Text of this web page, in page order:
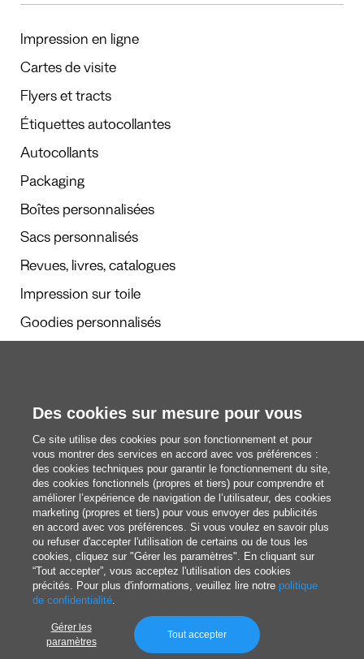
Impression en ligne
Cartes de visite
Flyers et tracts
Étiquettes autocollantes
Autocollants
Packaging
Boîtes personnalisées
Sacs personnalisés
Revues, livres, catalogues
Impression sur toile
Goodies personnalisés
Nous découvrir
blog@pixartprinting.com
Politique de Confidentialité
Des cookies sur mesure pour vous
Ce site utilise des cookies pour son fonctionnement et pour
vous montrer des services en accord avec vos préférences :
des cookies techniques pour garantir le fonctionnement du site,
des cookies fonctionnels (propres et tiers) pour comprendre et
améliorer l’expérience de navigation de l’utilisateur, des cookies
marketing (propres et tiers) pour vous envoyer des publicités
en accord avec vos préférences. Si vous voulez en savoir plus
ou refuser d'accepter l'utilisation de certains ou de tous les
cookies, cliquez sur "Gérer les paramètres". En cliquant sur
“Tout accepter”, vous acceptez l'utilisation des cookies
précités. Pour plus d'informations, veuillez lire notre politique
de confidentialité.
Gérer les
paramètres
Tout accepter